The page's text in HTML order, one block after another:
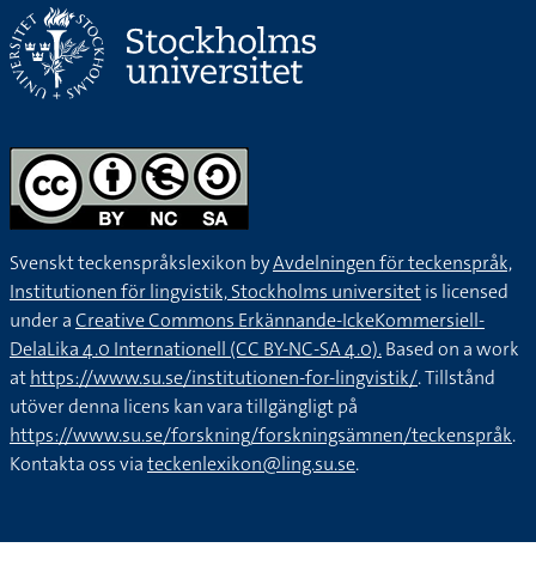
Svenskt teckenspråkslexikon byAvdelningen för teckenspråk,
Institutionen för lingvistik, Stockholms universitetis licensed
under aCreative Commons Erkännande-IckeKommersiell-
DelaLika 4.0 Internationell (CC BY-NC-SA 4.0).Based on a work
athttps://www.su.se/institutionen-for-lingvistik/. Tillstånd
utöver denna licens kan vara tillgängligt på
https://www.su.se/forskning/forskningsämnen/teckenspråk.
Kontakta oss viateckenlexikon@ling.su.se.